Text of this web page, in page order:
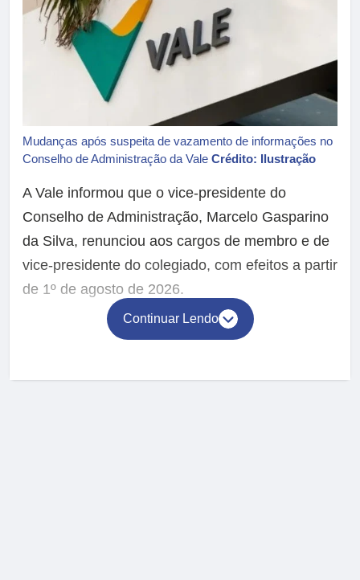
Mudanças após suspeita de vazamento de informações no
Conselho de Administração da Vale Crédito: Ilustração
A Vale informou que o vice-presidente do
Conselho de Administração, Marcelo Gasparino
da Silva, renunciou aos cargos de membro e de
vice-presidente do colegiado, com efeitos a partir
de 1º de agosto de 2026.
Continuar Lendo